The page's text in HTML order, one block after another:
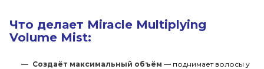
Что делает Miracle Multiplying
Volume Mist:
Создаёт максимальный объём — поднимает волосы у